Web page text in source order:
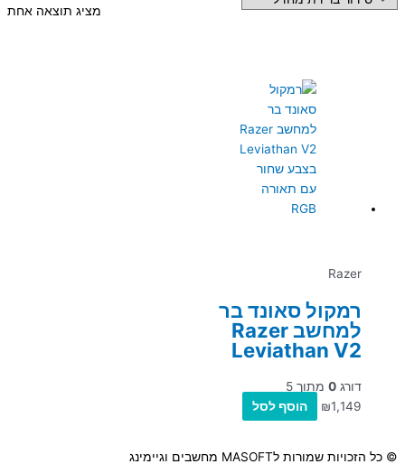
מציג תוצאה אחת
Razer
רמקול סאונד בר
למחשב Razer
Leviathan V2
דורג 0 מתוך 5
₪1,149 הוסף לסל
© כל הזכויות שמורות לMASOFT מחשבים וגיימינג